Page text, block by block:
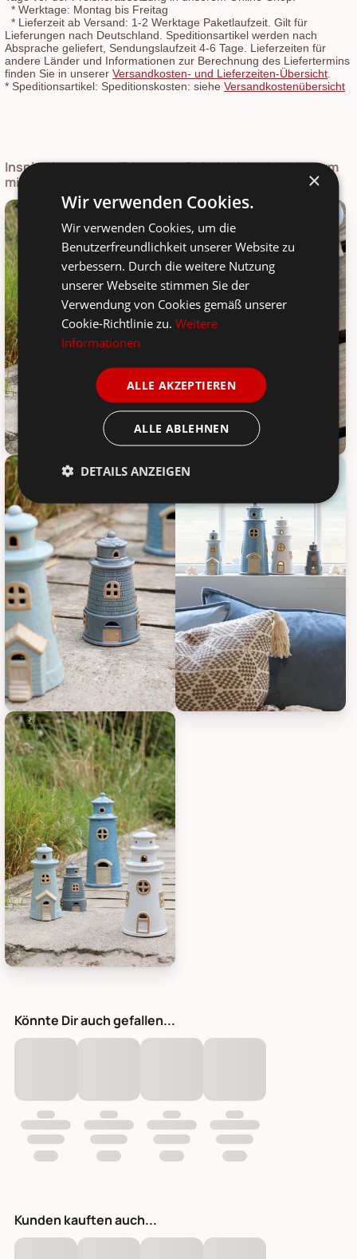
* Werktage: Montag bis Freitag
* Lieferzeit ab Versand: 1-2 Werktage Paketlaufzeit. Gilt für
Lieferungen nach Deutschland. Speditionsartikel werden nach
Absprache geliefert, Sendungslaufzeit 4-6 Tage. Lieferzeiten für
andere Länder und Informationen zur Berechnung des Liefertermins
finden Sie in unserer Versandkosten- und Lieferzeiten-Übersicht
* Speditionsartikel: Speditionskosten: siehe Versandkostenübersicht
Inspirationen zum IB Laursen Chic Antique Leuchtturm
mit LED
Chic Antique Leuchtturm mit LED, Bild 1Chic Antique Leuchtturm mit
Chic Antique Leuchtturm mit LED, Bild 3
Könnte Dir auch gefallen...
Kunden kauften auch...
×
Wir verwenden Cookies.
Wir verwenden Cookies, um die
Benutzerfreundlichkeit unserer Website zu
verbessern. Durch die weitere Nutzung
unserer Webseite stimmen Sie der
Verwendung von Cookies gemäß unserer
Cookie-Richtlinie zu.Weitere
Informationen
ALLE AKZEPTIEREN
ALLE ABLEHNEN
DETAILS ANZEIGEN